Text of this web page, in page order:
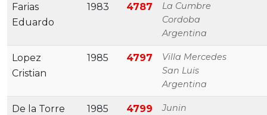
Farias
Eduardo
1983 4787
La Cumbre
Cordoba
Argentina
Lopez
Cristian
1985 4797
Villa Mercedes
San Luis
Argentina
De la Torre
1985 4799
Junin